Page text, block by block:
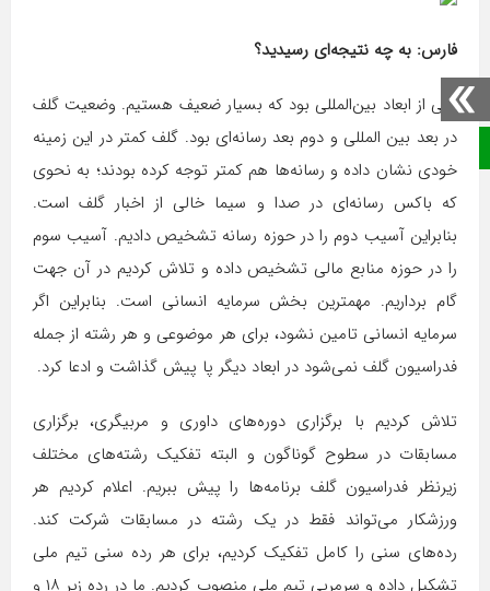
صفحه نخست
فارس: به چه نتیجه‌ای رسیدید؟
یکی از ابعاد بین‌المللی بود که بسیار ضعیف هستیم. وضعیت گلف
در بعد بین المللی و دوم بعد رسانه‌ای بود. گلف کمتر در این زمینه
خودی نشان داده و رسانه‌ها هم کمتر توجه کرده بودند؛ به نحوی
که باکس رسانه‌ای در صدا و سیما خالی از اخبار گلف است.
بنابراین آسیب دوم را در حوزه رسانه تشخیص دادیم. آسیب سوم
را در حوزه منابع مالی تشخیص داده و تلاش کردیم در آن جهت
گام‌ برداریم. مهمترین بخش سرمایه انسانی است. بنابراین اگر
سرمایه انسانی تامین نشود، برای هر موضوعی و هر رشته از جمله
فدراسیون گلف نمی‌شود در ابعاد دیگر پا پیش گذاشت و ادعا کرد.
تلاش کردیم با برگزاری دوره‌های داوری و مربیگری، برگزاری
مسابقات در سطوح گوناگون و البته تفکیک رشته‌های مختلف
زیرنظر فدراسیون گلف برنامه‌ها را پیش ببریم. اعلام کردیم هر
ورزشکار می‌تواند فقط در یک رشته در مسابقات شرکت کند.
رده‌های سنی را کامل تفکیک کردیم، برای هر رده سنی تیم ملی